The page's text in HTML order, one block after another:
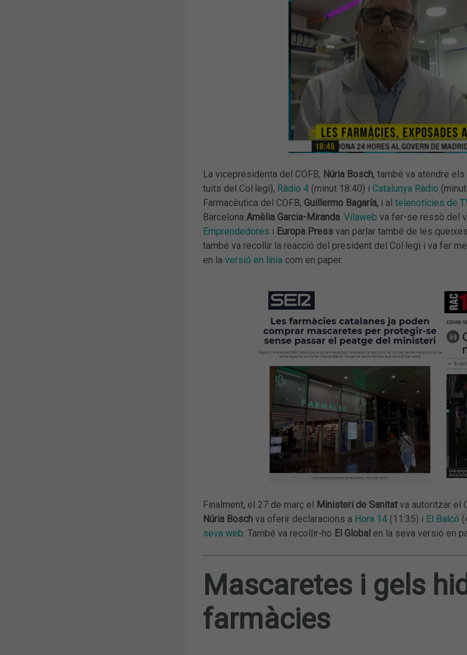
La vicepresidenta del COFB, Núria Bosch, també va atendre
tuits del Col·legi), Ràdio 4 (minut 18:40) i Catalunya Ràdio
Farmacèutica del COFB, Guillermo Bagaría,i al telenotícies de
Barcelona Amèlia Garcia-Miranda. Vilaweb va fer-se ressò del
Emprendedores i Europa Pressvan parlar també de les
també va recollir la reacció del president del Col·legi i va fer
en la versió en líniacom en paper.
Finalment, el 27 de març el Ministeri de Sanitatva autoritzar el
Núria Boschva oferir declaracions a Hora 14(11:35) i El Balcó
seva web. També va recollir-ho El Global en la seva versió en
Mascaretes i gels
farmàcies